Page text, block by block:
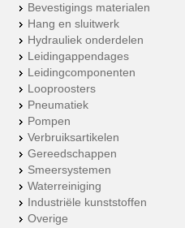
Bevestigings materialen
Hang en sluitwerk
Hydrauliek onderdelen
Leidingappendages
Leidingcomponenten
Looproosters
Pneumatiek
Pompen
Verbruiksartikelen
Gereedschappen
Smeersystemen
Waterreiniging
Industriële kunststoffen
Overige